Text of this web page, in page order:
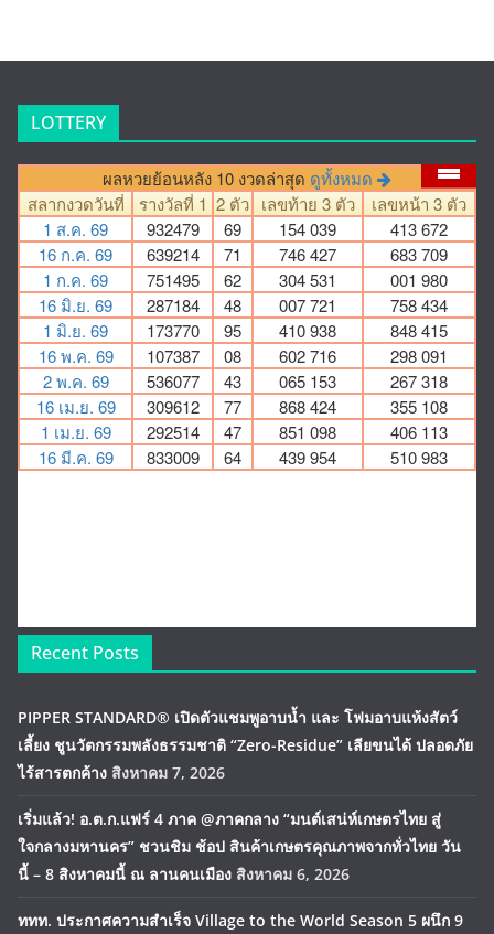
LOTTERY
Recent Posts
PIPPER STANDARD® เปิดตัวแชมพูอาบน้ำ และ โฟมอาบแห้งสัตว์
เลี้ยง ชูนวัตกรรมพลังธรรมชาติ “Zero-Residue” เลียขนได้ ปลอดภัย
ไร้สารตกค้าง สิงหาคม 7, 2026
เริ่มแล้ว! อ.ต.ก.แฟร์ 4 ภาค @ภาคกลาง “มนต์เสน่ห์เกษตรไทย สู่
ใจกลางมหานคร” ชวนชิม ช้อป สินค้าเกษตรคุณภาพจากทั่วไทย วัน
นี้ – 8 สิงหาคมนี้ ณ ลานคนเมือง สิงหาคม 6, 2026
ททท. ประกาศความสำเร็จ Village to the World Season 5 ผนึก 9